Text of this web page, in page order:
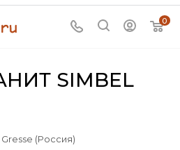
0
SIMBEL
Gresse (Россия)